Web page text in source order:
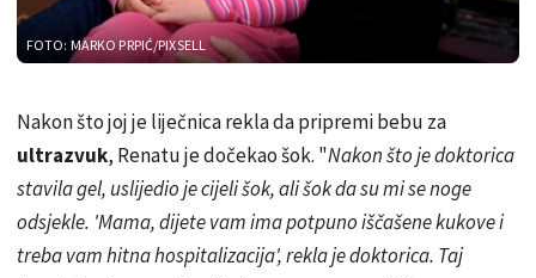
FOTO: MARKO PRPIĆ/PIXSELL
Nakon što joj je liječnica rekla da pripremi bebu za
ultrazvuk, Renatu je dočekao šok. "Nakon što je doktorica
stavila gel, uslijedio je cijeli šok, ali šok da su mi se noge
odsjekle. 'Mama, dijete vam ima potpuno iščašene kukove i
treba vam hitna hospitalizacija', rekla je doktorica. Taj